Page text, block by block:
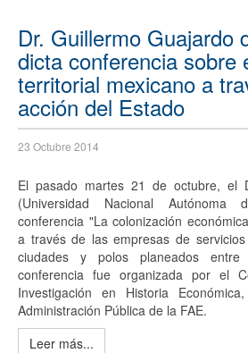
Dr. Guillermo Guajardo
dicta conferencia sobre
territorial mexicano a
acción del Estado
23 Octubre 2014
El pasado martes 21 de octubre, el
(Universidad Nacional
conferencia "La colonización
a través de las empresas de
ciudades y polos planeados
conferencia fue organizada por el
Investigación en Historia
Administración Pública de la FAE.
Leer más...